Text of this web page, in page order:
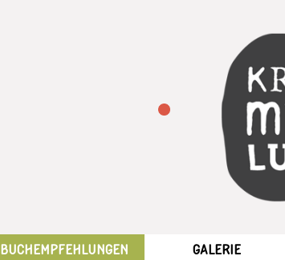
BUCHEMPFEHLUNGEN GALERIE